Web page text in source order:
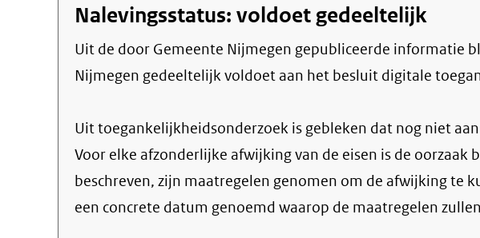
Nalevingsstatus: voldoet gedeeltelijk
Uit de door Gemeente Nijmegen gepubliceerde informatie blijkt dat de website Sport
Nijmegen gedeeltelijk voldoet aan het besluit digitale
Uit toegankelijkheidsonderzoek is gebleken dat nog niet
Voor elke afzonderlijke afwijking van de eisen is de oorzaak
beschreven, zijn maatregelen genomen om de afwijking te
een concrete datum genoemd waarop de maatregelen